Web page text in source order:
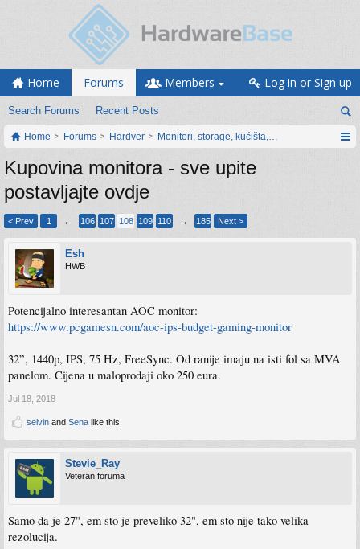
Home Forums
Search Forums Recent Posts
Members Log in or Sign up
Home Forums Hardver Monitori, storage, kućišta, periferija
Kupovina monitora - sve upite
postavljajte ovdje
< Prev 1 ← 106 107 108 109 110 → 185 Next >
Esh
HWB
Potencijalno interesantan AOC monitor:
https://www.pcgamesn.com/aoc-ips-budget-gaming-monitor
32”, 1440p, IPS, 75 Hz, FreeSync. Od ranije imaju na isti fol sa MVA
panelom. Cijena u maloprodaji oko 250 eura.
Jul 18, 2018
selvin and Sena like this.
Stevie_Ray
Veteran foruma
Samo da je 27", em sto je preveliko 32", em sto nije tako velika
rezolucija.